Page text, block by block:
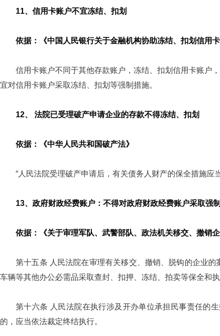
11、信用卡账户不宜冻结、扣划
依据：《中国人民银行关于金融机构协助冻结、扣划信用
信用卡账户不同于其他存款账户，冻结、扣划信用卡账户
宜对信用卡账户采取冻结、扣划等强制措施。
12、 法院已受理破产申请企业的存款不得冻结、扣划
依据：《中华人民共和国破产法》
“人民法院受理破产申请后，有关债务人财产的保全措施应
13、政府财政经费账户：不得对政府财政经费账户采取强
依据：《关于审理军队、武警部队、政法机关移交、撤销
第十五条 人民法院在审理有关移交、撤销、脱钩的企业
车辆等其他办公必需品采取查封、扣押、冻结、拍卖等保全和
第十六条 人民法院在执行涉及开办单位承担民事责任的
的，应当依法裁定终结执行。